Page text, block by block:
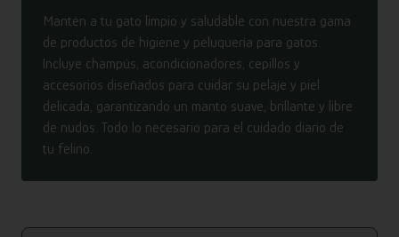
Mantén a tu gato limpio y saludable con nuestra gama
de productos de higiene y peluquería para gatos.
Incluye champús, acondicionadores, cepillos y
accesorios diseñados para cuidar su pelaje y piel
delicada, garantizando un manto suave, brillante y libre
de nudos. Todo lo necesario para el cuidado diario de
tu felino.